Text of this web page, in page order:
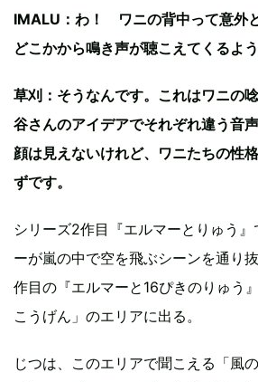
IMALU：わ！ ワニの背中って意外
どこかから鳴き声が聴こえてくるよ
草刈：そうなんです。これはワニの
谷さんのアイデアでそれぞれ違う音
顔は見えないけれど、ワニたちの性
ずです。
シリーズ2作目『エルマーとりゅう
ーが嵐の中で空を飛ぶシーンを通り
作目の『エルマーと16ぴきのりゅう
こうげん」のエリアに出る。
じつは、このエリアで聞こえる「風